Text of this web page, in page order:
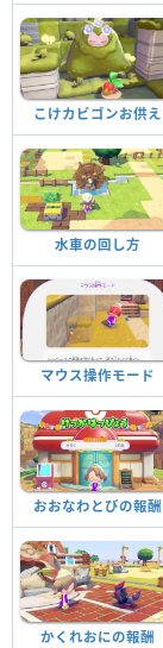
こけカビゴンお供え
水車の回し方
マウス操作モード
おおなわとびの報酬
かくれおにの報酬